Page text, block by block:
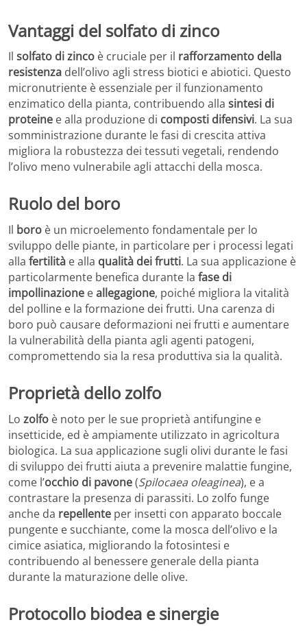
Vantaggi del solfato di zinco
Il solfato di zinco è cruciale per il rafforzamento della
resistenza dell’olivo agli stress biotici e abiotici. Questo
micronutriente è essenziale per il funzionamento
enzimatico della pianta, contribuendo alla sintesi di
proteine e alla produzione di composti difensivi. La sua
somministrazione durante le fasi di crescita attiva
migliora la robustezza dei tessuti vegetali, rendendo
l’olivo meno vulnerabile agli attacchi della mosca.
Ruolo del boro
Il boro è un microelemento fondamentale per lo
sviluppo delle piante, in particolare per i processi legati
alla fertilità e alla qualità dei frutti. La sua applicazione è
particolarmente benefica durante la fase di
impollinazione eallegagione, poiché migliora la vitalità
del polline e la formazione dei frutti. Una carenza di
boro può causare deformazioni nei frutti e aumentare
la vulnerabilità della pianta agli agenti patogeni,
compromettendo sia la resa produttiva sia la qualità.
Proprietà dello zolfo
Lo zolfo è noto per le sue proprietà antifungine e
insetticide, ed è ampiamente utilizzato in agricoltura
biologica. La sua applicazione sugli olivi durante le fasi
di sviluppo dei frutti aiuta a prevenire malattie fungine,
come l’occhio di pavone(Spilocaea oleaginea), e a
contrastare la presenza di parassiti. Lo zolfo funge
anche da repellente per insetti con apparato boccale
pungente e succhiante, come la mosca dell’olivo e la
cimice asiatica, migliorando la fotosintesi e
contribuendo al benessere generale della pianta
durante la maturazione delle olive.
Protocollo biodea e sinergie